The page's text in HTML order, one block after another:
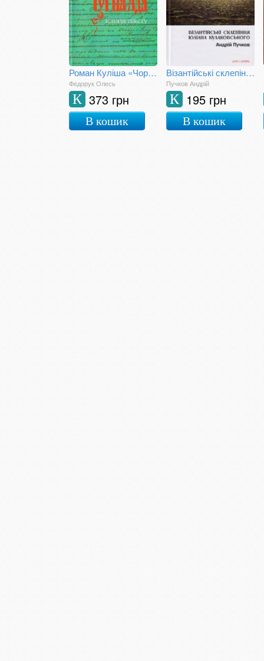
Роман Куліша «Чорна рада»: історія тексту
Федорук Олесь
373 грн
К
В кошик
Візантійські склепіння Юліана Кулаковського: Київські контексти
Пучков Андрій
195 грн
К
В кошик